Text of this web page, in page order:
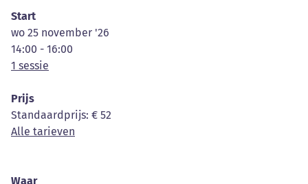
Start
wo 25 november '26
14:00 - 16:00
1 sessie
Prijs
Standaardprijs: € 52
Alle tarieven
Waar